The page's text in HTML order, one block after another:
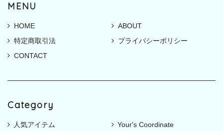
MENU
HOME
ABOUT
特定商取引法
プライバシーポリシー
CONTACT
Category
人気アイテム
Your's Coordinate